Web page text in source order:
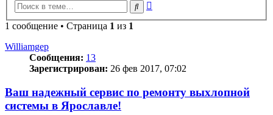
Поиск
1 сообщение • Страница 1 из 1
Williamgep
Сообщения: 13
Зарегистрирован: 26 фев 2017, 07:02
Ваш надежный сервис по ремонту выхлопной
системы в Ярославле!